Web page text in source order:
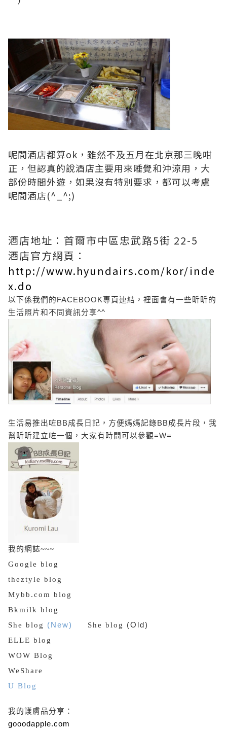
呢間酒店都算ok，雖然不及五月在北京那三晚咁
正，但認真的說酒店主要用來睡覺和沖涼用，大
部份時間外遊，如果沒有特別要求，都可以考慮
呢間酒店(^_^;)
酒店地址： 首爾市中區忠武路5街 22-5
酒店官方網頁：
http://www.hyundairs.com/kor/inde
x.do
以下係我們的FACEBOOK專頁連結 ，裡面會有一些昕昕的
生活照片和不同資訊分享^^
生活易推出咗BB成長日記，方便媽媽記錄BB成長片段， 我
幫昕昕建立咗一個，大家有時間可以參觀=W=
我的網誌~~~
Google blog
theztyle blog
Mybb.com blog
Bkmilk blog
She blog
(New) She blog
(Old)
ELLE blog
WOW Blog
WeShare
U Blog
我的護膚品分享：
gooodapple.com